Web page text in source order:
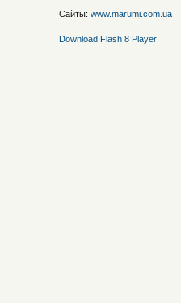
Сайты: www.marumi.com.ua
Download Flash 8 Player